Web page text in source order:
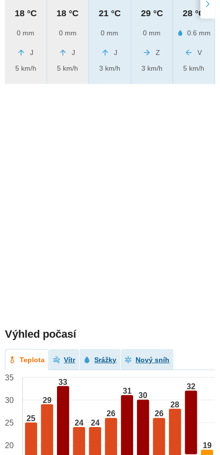
18 °C
0 mm
J
5 km/h
18 °C
0 mm
J
5 km/h
21 °C
0 mm
J
3 km/h
29 °C
0 mm
Z
3 km/h
28 °C
0.6 mm
V
5 km/h
Výhled počasí
Teplota Vítr Srážky Nový sníh
25
29
33
24 24
26
31
30
26
28
32
19
35
30
25
20